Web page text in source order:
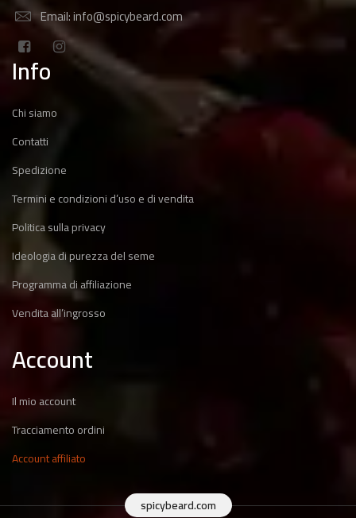
Email: info@spicybeard.com
Info
Chi siamo
Contatti
Spedizione
Termini e condizioni d’uso e di vendita
Politica sulla privacy
Ideologia di purezza del seme
Programma di affiliazione
Vendita all’ingrosso
Account
Il mio account
Tracciamento ordini
Account affiliato
spicybeard.com